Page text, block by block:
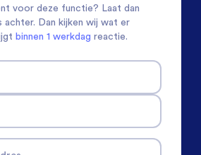
voor deze functie? Laat dan
achter. Dan kijken wij wat er
binnen 1 werkdag reactie.